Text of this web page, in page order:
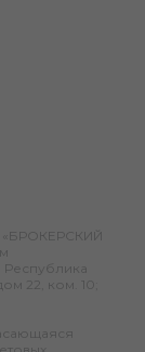
«БРОКЕРСКИЙ
Республика
22, ком. 10;